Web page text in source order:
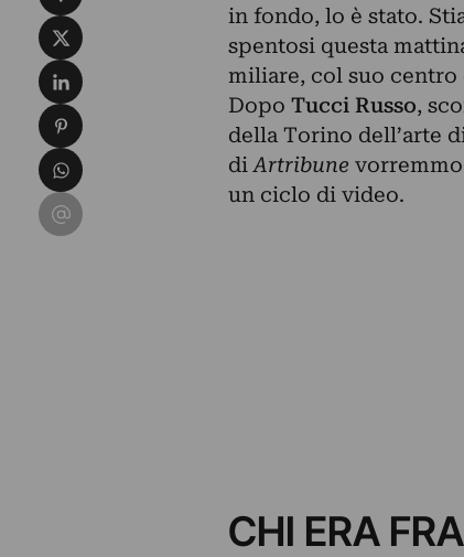
in fondo, lo è stato.
spentosi questa
miliare, col suo centro
Dopo Tucci Russo,
della Torino dell’arte
diArtribune
un ciclo di video.
CHI ERA
Condividi su X
Condividi su LinkedIn
Condividi su Pinterest
Condividi su WhatsApp
Condividi su Email